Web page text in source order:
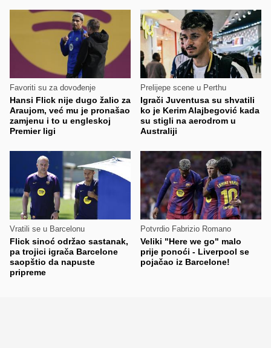
Favoriti su za dovođenje
Hansi Flick nije dugo žalio za
Araujom, već mu je pronašao
zamjenu i to u engleskoj
Premier ligi
Prelijepe scene u Perthu
Igrači Juventusa su shvatili
ko je Kerim Alajbegović kada
su stigli na aerodrom u
Australiji
Vratili se u Barcelonu
Flick sinoć održao sastanak,
pa trojici igrača Barcelone
saopštio da napuste
pripreme
Potvrdio Fabrizio Romano
Veliki "Here we go" malo
prije ponoći - Liverpool se
pojačao iz Barcelone!